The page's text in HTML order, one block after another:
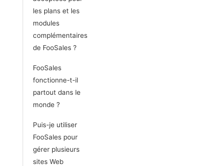
les plans et les
modules
complémentaires
de FooSales ?
FooSales
fonctionne-t-il
partout dans le
monde ?
Puis-je utiliser
FooSales pour
gérer plusieurs
sites Web